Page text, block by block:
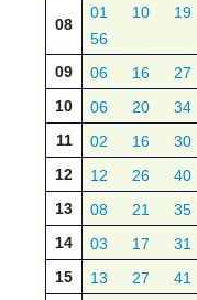
08
01 10 19
56
09 06 16 27
10
06 20 34
11
02 16 30
12
12 26 40
13
08 21 35
14
03 17 31
15
13 27 41